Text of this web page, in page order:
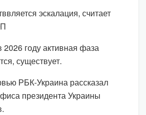
эскалация, считает
2026 году активная фаза
существует.
РБК-Украина рассказал
президента Украины